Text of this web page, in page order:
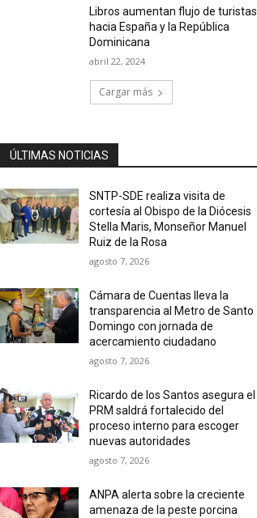
Libros aumentan flujo de turistas
hacia España y la República
Dominicana
abril 22, 2024
Cargar más
ÚLTIMAS NOTICIAS
SNTP-SDE realiza visita de
cortesía al Obispo de la Diócesis
Stella Maris, Monseñor Manuel
Ruiz de la Rosa
agosto 7, 2026
Cámara de Cuentas lleva la
transparencia al Metro de Santo
Domingo con jornada de
acercamiento ciudadano
agosto 7, 2026
Ricardo de los Santos asegura el
PRM saldrá fortalecido del
proceso interno para escoger
nuevas autoridades
agosto 7, 2026
ANPA alerta sobre la creciente
amenaza de la peste porcina